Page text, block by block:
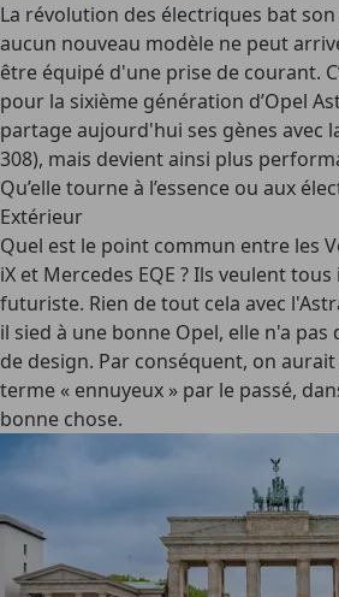
La révolution des électriques bat
aucun nouveau modèle ne peut
être équipé d'une prise de courant.
pour la sixième génération d’Opel
partage aujourd'hui ses gènes avec
308), mais devient ainsi plus
Qu’elle tourne à l’essence ou aux
Extérieur
Quel est le point commun entre les
iX et Mercedes EQE ? Ils veulent
futuriste. Rien de tout cela avec
il sied à une bonne Opel, elle n'a
de design. Par conséquent, on
terme « ennuyeux » par le passé,
bonne chose.